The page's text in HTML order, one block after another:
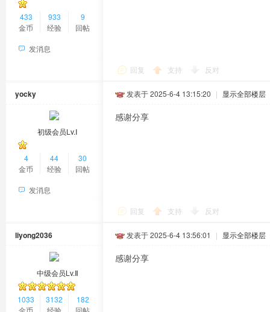
433
金币
933
经验
9
回帖
发消息
回复 支持 反对
yocky
初级会员Lv.Ⅰ
4
金币
44
经验
30
回帖
发消息
发表于 2025-6-4 13:15:20 | 显示全部楼层
感谢分享
回复 支持 反对
liyong2036
中级会员Lv.Ⅱ
1033
金币
3132
经验
182
回帖
发表于 2025-6-4 13:56:01 | 显示全部楼层
感谢分享